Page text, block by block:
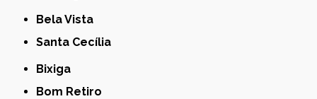
Bela Vista
Santa Cecília
Bixiga
Bom Retiro